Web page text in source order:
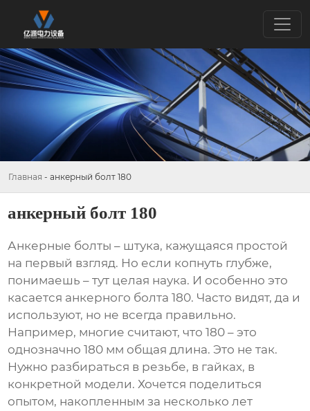
Главная - анкерный болт 180
анкерный болт 180
Анкерные болты – штука, кажущаяся простой
на первый взгляд. Но если копнуть глубже,
понимаешь – тут целая наука. И особенно это
касается анкерного болта 180. Часто видят, да и
используют, но не всегда правильно.
Например, многие считают, что 180 – это
однозначно 180 мм общая длина. Это не так.
Нужно разбираться в резьбе, в гайках, в
конкретной модели. Хочется поделиться
опытом, накопленным за несколько лет